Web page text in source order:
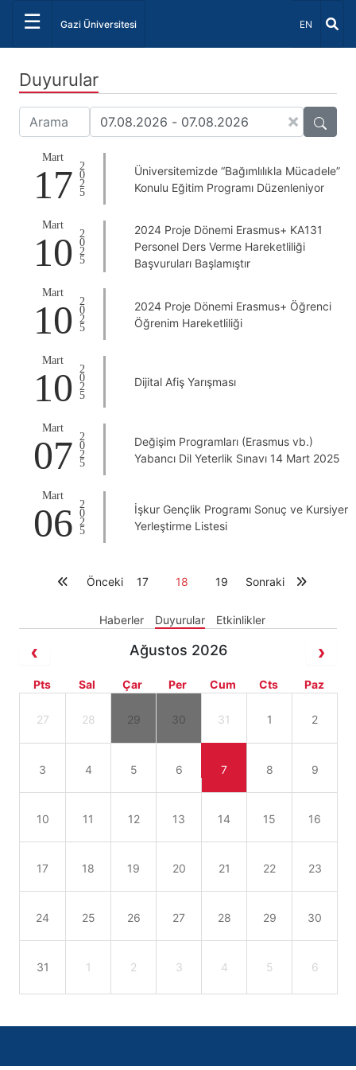
☰ Gazi Üniversitesi Dil Seçiniz
EN
Duyurular
×
Mart
17 2025
Üniversitemizde “Bağımlılıkla Mücadele”
Konulu Eğitim Programı Düzenleniyor
Mart
10 2025
2024 Proje Dönemi Erasmus+ KA131
Personel Ders Verme Hareketliliği
Başvuruları Başlamıştır
Mart
10 2025
2024 Proje Dönemi Erasmus+ Öğrenci
Öğrenim Hareketliliği
Mart
10 2025 Dijital Afiş Yarışması
Mart
07 2025
Değişim Programları (Erasmus vb.)
Yabancı Dil Yeterlik Sınavı 14 Mart 2025
Mart
06 2025
İşkur Gençlik Programı Sonuç ve Kursiyer
Yerleştirme Listesi
Önceki 17 18 19 Sonraki
Haberler Duyurular Etkinlikler
Ağustos 2026
Pts Sal Çar Per Cum Cts Paz
27 28 29 30 31 1 2
3 4 5 6 7 8 9
10 11 12 13 14 15 16
17 18 19 20 21 22 23
24 25 26 27 28 29 30
31 1 2 3 4 5 6